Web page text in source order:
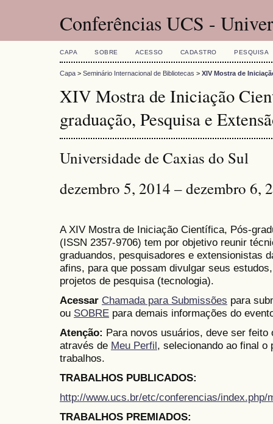
Conferências UCS -
CAPA SOBRE ACESSO CADASTRO PESQUISA
Capa > Seminário Internacional de Bibliotecas > XIV Mostra de
XIV Mostra de Iniciação
graduação, Pesquisa e
Universidade de Caxias do Sul
dezembro 5, 2014 – dezembro 6,
A XIV Mostra de Iniciação Científica, Pós-
(ISSN 2357-9706) tem por objetivo reunir
graduandos, pesquisadores e extensionistas
afins, para que possam divulgar seus
projetos de pesquisa (tecnologia).
Acessar Chamada para Submissões para
ou SOBRE para demais informações do
Atenção: Para novos usuários, deve ser
através de Meu Perfil, selecionando ao final o
trabalhos.
TRABALHOS PUBLICADOS:
http://www.ucs.br/etc/conferencias/
TRABALHOS PREMIADOS: